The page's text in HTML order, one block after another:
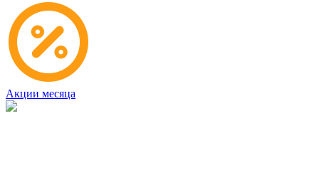
Акции месяца